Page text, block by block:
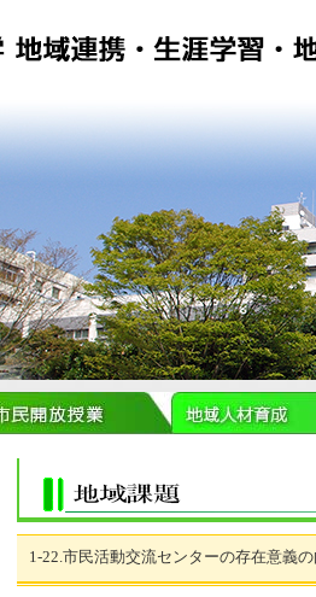
1-22.市民活動交流センターの存在意義
イベントカレンダー